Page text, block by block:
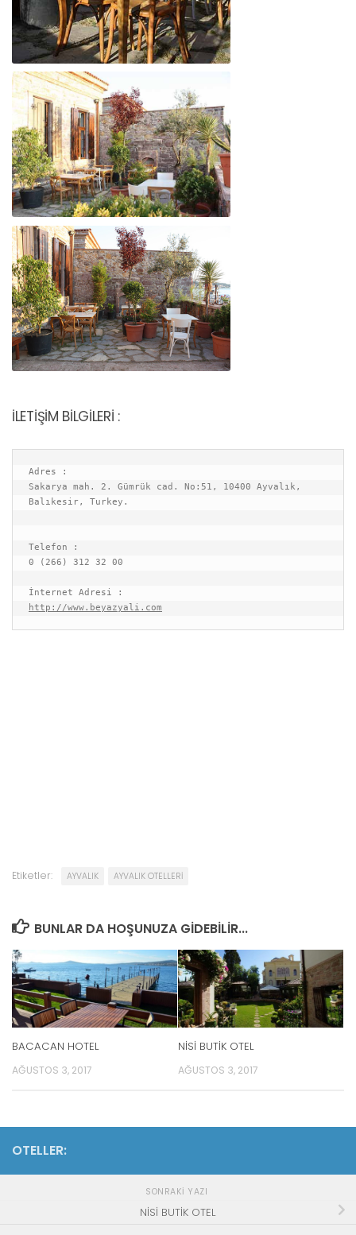
BEYAZ YALI
BEYAZ YALI
BEYAZ YALI
BEYAZ YALI
BEYAZ YALI
İLETİŞİM BİLGİLERİ :
Adres :
Sakarya mah. 2. Gümrük cad. No:51, 10400 Ayvalık,
Balıkesir, Turkey.
Telefon :
0 (266) 312 32 00
İnternet Adresi :
http://www.beyazyali.com
Etiketler: AYVALIK AYVALIK OTELLERİ
BUNLAR DA HOŞUNUZA GIDEBILIR...
BACACAN HOTEL
AĞUSTOS 3, 2017
NİSİ BUTİK OTEL
AĞUSTOS 3, 2017
OTELLER:
SONRAKI YAZI
NİSİ BUTİK OTEL